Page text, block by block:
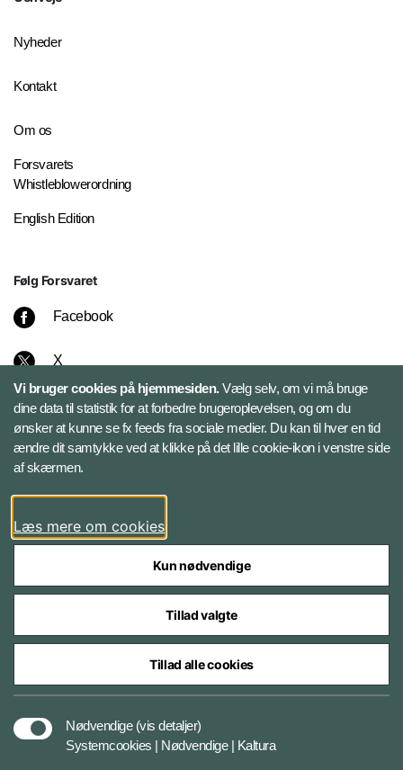
Nyheder
Kontakt
Om os
Forsvarets
Whistleblowerordning
English Edition
Følg Forsvaret
Facebook
X
Instagram
Bluesky
LinkedIn
Styrelser og myndigheder under Forsvarsministeriet
Vi bruger cookies på hjemmesiden.Vælg selv, om vi må bruge
dine data til statistik for at forbedre brugeroplevelsen, og om du
ønsker at kunne se fx feeds fra sociale medier. Du kan til hver en tid
ændre dit samtykke ved at klikke på det lille cookie-ikon i venstre side
af skærmen.
Læs mere om cookies
Kun nødvendige
Tillad valgte
Tillad alle cookies
Nødvendige (vis detaljer)
Systemcookies | Nødvendige | Kaltura